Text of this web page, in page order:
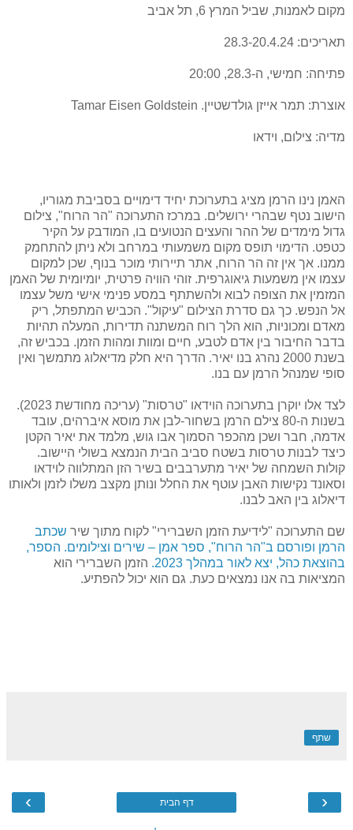
מקום לאמנות, שביל המרץ 6, תל אביב
תאריכים: 28.3-20.4.24
פתיחה: חמישי, ה-28.3, 20:00
אוצרת: תמר אייזן גולדשטיין. Tamar Eisen Goldstein
מדיה: צילום, וידאו
האמן נינו הרמן מציג בתערוכת יחיד דימויים בסביבת מגוריו,
הישוב נטף שבהרי ירושלים. במרכז התערוכה "הר הרוח", צילום
גדול מימדים של ההר והעצים הנטועים בו, המודבק על הקיר
כטפט. הדימוי תופס מקום משמעותי במרחב ולא ניתן להתחמק
ממנו. אך אין זה הר הרוח, אתר תיירותי מוכר בנוף, שכן למקום
עצמו אין משמעות גיאוגרפית. זוהי הוויה פרטית, יומיומית של האמן
המזמין את הצופה לבוא ולהשתתף במסע פנימי אישי משל עצמו
אל הנפש. כך גם סדרת הצילום "עיקול". הכביש המתפתל, ריק
מאדם ומכוניות, הוא הלך רוח המשתנה תדירות, המעלה תהיות
בדבר החיבור בין אדם לטבע, חיים ומוות ומהות הזמן. בכביש זה,
בשנת 2000 נהרג בנו יאיר. הדרך היא חלק מדיאלוג מתמשך ואין
סופי שמנהל הרמן עם בנו.
לצד אלו יוקרן בתערוכה הוידאו "טרסות" (עריכה מחודשת 2023).
בשנות ה-80 צילם הרמן בשחור-לבן את מוסא איברהים, עובד
אדמה, חבר ושכן מהכפר הסמוך אבו גוש, מלמד את יאיר הקטן
כיצד לבנות טרסות בשטח סביב הבית הנמצא בשולי היישוב.
קולות השמחה של יאיר מתערבבים בשיר הזן המתלווה לוידאו
וסאונד נקישות האבן עוטף את החלל ונותן מקצב משלו לזמן ולאותו
דיאלוג בין האב לבנו.
שם התערוכה "לידיעת הזמן השברירי" לקוח מתוך שיר שכתב
הרמן ופורסם ב"הר הרוח", ספר אמן – שירים וצילומים. הספר,
בהוצאת כהל, יצא לאור במהלך 2023.
הזמן השברירי הוא
המציאות בה אנו נמצאים כעת. גם הוא יכול להפתיע.
שתף
‹
› דף הבית